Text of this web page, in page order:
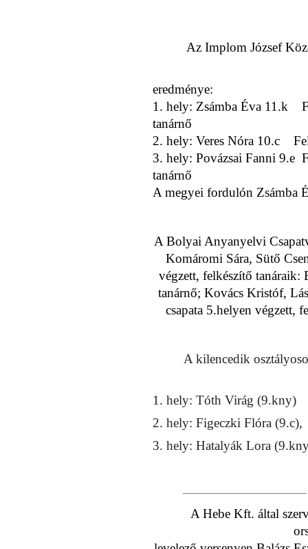
Az Implom József
eredménye:
1. hely: Zsámba Éva 11.k
tanárnő
2. hely: Veres Nóra 10.c
3. hely: Povázsai Fanni 9.e
tanárnő
A megyei fordulón Zsámba
A Bolyai Anyanyelvi
Komáromi Sára, Sütő
végzett, felkészítő
tanárnő; Kovács Kristóf,
csapata 5.helyen végzett,
A kilencedik
1. hely: Tóth Virág (9.kny)
2. hely: Figeczki Flóra
3. hely: Hatalyák Lora
A Hebe Kft. által